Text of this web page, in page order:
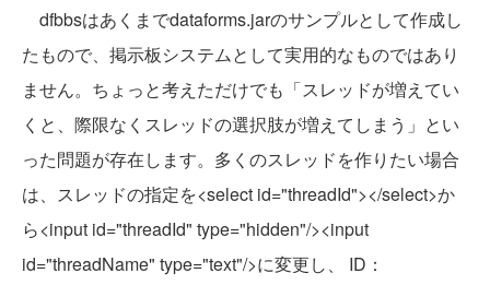
dfbbsはあくまでdataforms.jarのサンプルとして作成し
たもので、掲示板システムとして実用的なものではあり
ません。ちょっと考えただけでも「スレッドが増えてい
くと、際限なくスレッドの選択肢が増えてしまう」とい
った問題が存在します。多くのスレッドを作りたい場合
は、スレッドの指定を<select id="threadId"></select>か
ら<input id="threadId" type="hidden"/><input
id="threadName" type="text"/>に変更し、 ID：